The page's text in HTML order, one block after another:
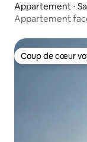
Appartement ⋅
Appartement
Coup de cœur
Coup de cœur